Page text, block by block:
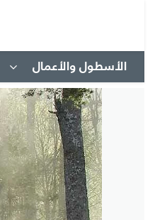
الأسطول والأعمال